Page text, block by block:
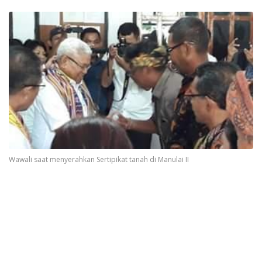
Wawali saat menyerahkan Sertipikat tanah di Manulai II